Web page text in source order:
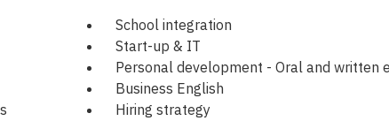
School integration
Start-up & IT
Personal development - Oral and written
Business English
Hiring strategy